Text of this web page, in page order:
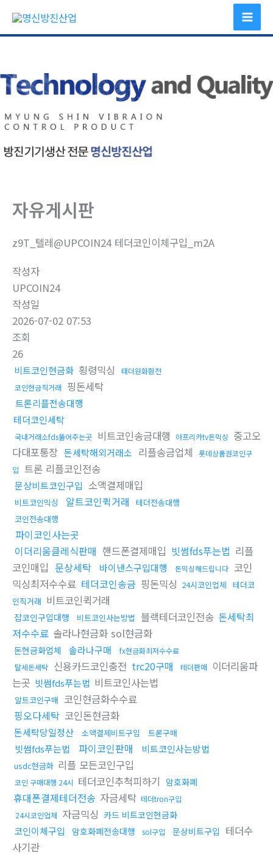
츠
건
너
기
자유게시판
z9T_텔레@UPCOIN24 테더코인이체구입_m2A
작성자
UPCOIN24
작성일
2026-07-02 07:53
조회
26
비트코인현금화 횡령믹싱
태더원화환전
코인현금직거래 핑돈세탁
트론리플전송대행
테더코인세탁
국내거래소fds뚫어주는곳 비트코인송금대행 아프리카tv돈믹싱
중고오
다대포통장 돈세탁해외거래소 리플송금업체
롯데상품권코인구
입
트론 리플코인전송
문상비트코인구입 소액결제매입
비트코인믹싱 알트코인퀵거래
테더전송대행
코인전송대행
파이코인사는곳
이더리움클레식판매 핸드폰결제매입 빗썸fds푸는법 리플
코인매입 문상세탁 바이낸스구입대행 돈믹싱해드립니다 코인
믹싱최저수수료 테더코인송금 핑돈믹싱 24시코인업체 테더코
인직거래 비트코인퀵거래
잡코인구입대행 비트코인사는방법 블랙테더코인전송 돈세탁최
저수수료 솔라나현금화 sol현금화
돈현금화업체 솔라나구매
fx현금화최저수수료
탈세돈세탁 신용카드코인충전 trc20구매 테더판매 이더리움파
는곳 빗썸fds푸는법 비트코인사는법
알트코인구매 코인현금화수수료
핑오다세탁 코인돈현금화
돈세탁당일정산 소액결제비트구입 트론구매
빗썸fds푸는법 파이코인판매 비트코인사는방법
usdc현금화 리플 모든코인구입
코인 구매대행 24시 테더코인추척피하기 암호화폐
휴대폰결제테더전송 자금세탁 테더tron구입
24시코인업체 자금믹싱 카드 비트코인현금화
코인이체구입 암호화폐전송대행 sol구입 문상비트구입 테더수
사기관